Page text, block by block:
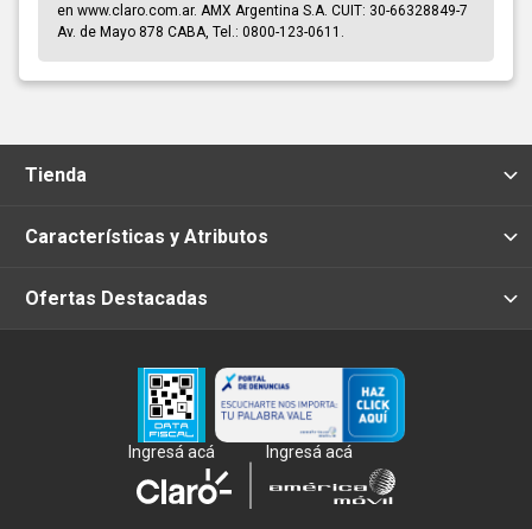
en www.claro.com.ar. AMX Argentina S.A. CUIT: 30-66328849-7
Av. de Mayo 878 CABA, Tel.: 0800-123-0611.
Tienda
Características y Atributos
Ofertas Destacadas
Ingresá acá Ingresá acá